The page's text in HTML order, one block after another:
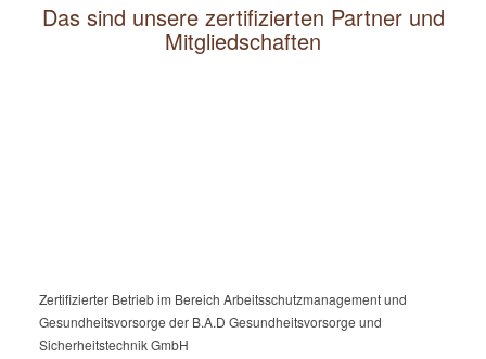
Das sind unsere zertifizierten Partner und
Mitgliedschaften
Zertifizierter Betrieb im Bereich Arbeitsschutzmanagement und
Gesundheitsvorsorge der B.A.D Gesundheitsvorsorge und
Sicherheitstechnik GmbH